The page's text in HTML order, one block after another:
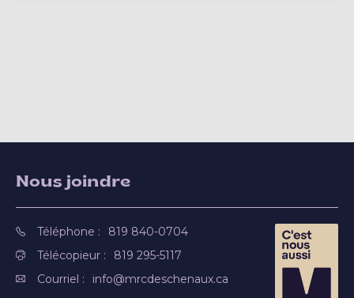
Nous joindre
Téléphone :
819 840-0704
Télécopieur :
819 295-5117
Courriel :
info@mrcdeschenaux.ca